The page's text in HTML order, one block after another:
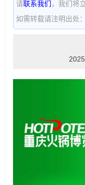
请联系我们 ，我们将
如需转载请注明出处